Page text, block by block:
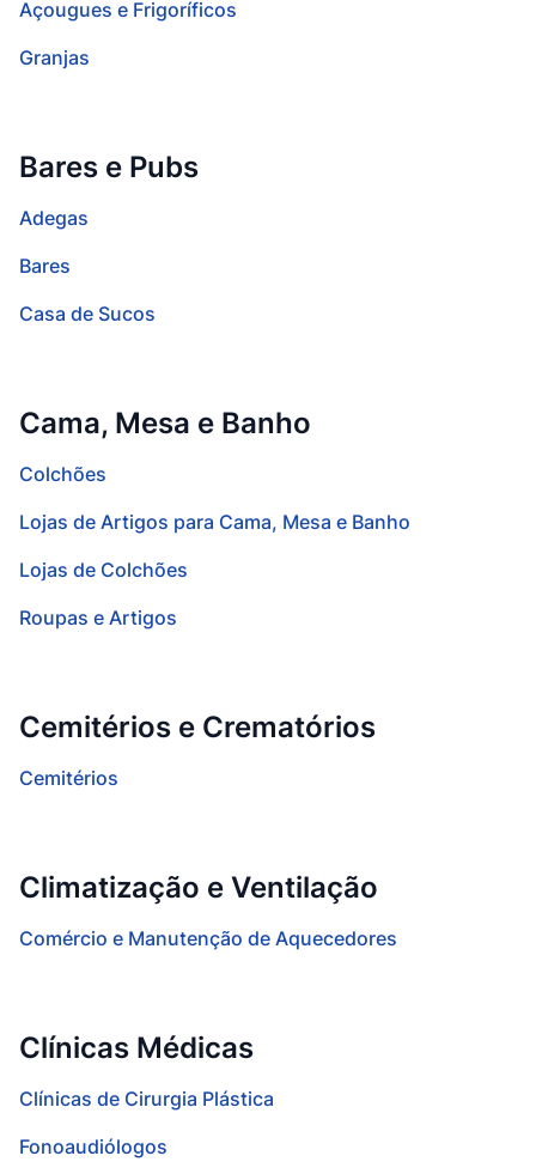
Açougues e Frigoríficos
Granjas
Bares e Pubs
Adegas
Bares
Casa de Sucos
Cama, Mesa e Banho
Colchões
Lojas de Artigos para Cama, Mesa e Banho
Lojas de Colchões
Roupas e Artigos
Cemitérios e Crematórios
Cemitérios
Climatização e Ventilação
Comércio e Manutenção de Aquecedores
Clínicas Médicas
Clínicas de Cirurgia Plástica
Fonoaudiólogos